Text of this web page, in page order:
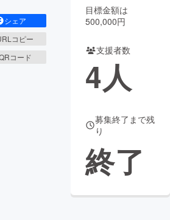
地域活性化
Good
CAMPFIRE Creation
コミュニティ
シェア
コピー
コード
目標金額は
500,000円
支援者数
4人
募集終了まで残
り
終了